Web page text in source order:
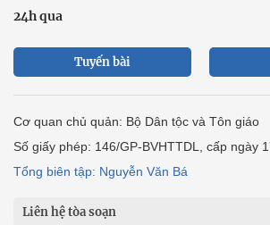
24h qua
Tuyến bài
Cơ quan chủ quản: Bộ Dân tộc và Tôn giáo
Số giấy phép: 146/GP-BVHTTDL, cấp ngày
Tổng biên tập: Nguyễn Văn Bá
Liên hệ tòa soạn